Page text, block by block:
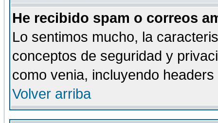
He recibido spam o correos
Lo sentimos mucho, la
conceptos de seguridad y
como venia, incluyendo
Volver arriba